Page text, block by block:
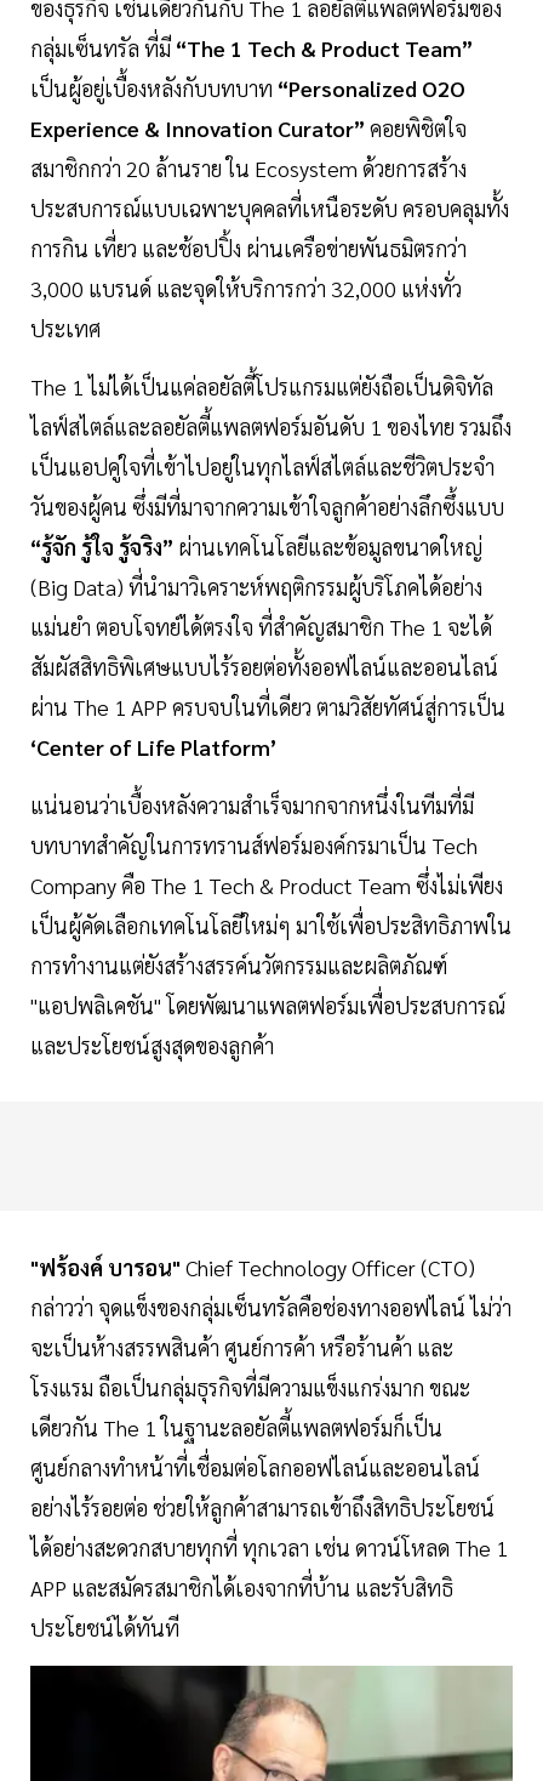
ของธุรกิจ เช่นเดียวกันกับ The 1 ลอยัลตี้แพลตฟอร์มของ
กลุ่มเซ็นทรัล ที่มี “The 1 Tech & Product Team”
เป็นผู้อยู่เบื้องหลังกับบทบาท “Personalized O2O
Experience & Innovation Curator” คอยพิชิตใจ
สมาชิกกว่า 20 ล้านราย ใน Ecosystem ด้วยการสร้าง
ประสบการณ์แบบเฉพาะบุคคลที่เหนือระดับ ครอบคลุมทั้ง
การกิน เที่ยว และช้อปปิ้ง ผ่านเครือข่ายพันธมิตรกว่า
3,000 แบรนด์ และจุดให้บริการกว่า 32,000 แห่งทั่ว
ประเทศ
The 1 ไม่ได้เป็นแค่ลอยัลตี้โปรแกรมแต่ยังถือเป็นดิจิทัล
ไลฟ์สไตล์และลอยัลตี้แพลตฟอร์มอันดับ 1 ของไทย รวมถึง
เป็นแอปคู่ใจที่เข้าไปอยู่ในทุกไลฟ์สไตล์และชีวิตประจำ
วันของผู้คน ซึ่งมีที่มาจากความเข้าใจลูกค้าอย่างลึกซึ้งแบบ
“รู้จัก รู้ใจ รู้จริง” ผ่านเทคโนโลยีและข้อมูลขนาดใหญ่
(Big Data) ที่นำมาวิเคราะห์พฤติกรรมผู้บริโภคได้อย่าง
แม่นยำ ตอบโจทย์ได้ตรงใจ ที่สำคัญสมาชิก The 1 จะได้
สัมผัสสิทธิพิเศษแบบไร้รอยต่อทั้งออฟไลน์และออนไลน์
ผ่าน The 1 APP ครบจบในที่เดียว ตามวิสัยทัศน์สู่การเป็น
‘Center of Life Platform’
แน่นอนว่าเบื้องหลังความสำเร็จมากจากหนึ่งในทีมที่มี
บทบาทสำคัญในการทรานส์ฟอร์มองค์กรมาเป็น Tech
Company คือ The 1 Tech & Product Team ซึ่งไม่เพียง
เป็นผู้คัดเลือกเทคโนโลยีใหม่ๆ มาใช้เพื่อประสิทธิภาพใน
การทำงานแต่ยังสร้างสรรค์นวัตกรรมและผลิตภัณฑ์
"แอปพลิเคชัน" โดยพัฒนาแพลตฟอร์มเพื่อประสบการณ์
และประโยชน์สูงสุดของลูกค้า
"ฟร้องค์ บารอน" Chief Technology Officer (CTO)
กล่าวว่า จุดแข็งของกลุ่มเซ็นทรัลคือช่องทางออฟไลน์ ไม่ว่า
จะเป็นห้างสรรพสินค้า ศูนย์การค้า หรือร้านค้า และ
โรงแรม ถือเป็นกลุ่มธุรกิจที่มีความแข็งแกร่งมาก ขณะ
เดียวกัน The 1 ในฐานะลอยัลตี้แพลตฟอร์มก็เป็น
ศูนย์กลางทำหน้าที่เชื่อมต่อโลกออฟไลน์และออนไลน์
อย่างไร้รอยต่อ ช่วยให้ลูกค้าสามารถเข้าถึงสิทธิประโยชน์
ได้อย่างสะดวกสบายทุกที่ ทุกเวลา เช่น ดาวน์โหลด The 1
APP และสมัครสมาชิกได้เองจากที่บ้าน และรับสิทธิ
ประโยชน์ได้ทันที